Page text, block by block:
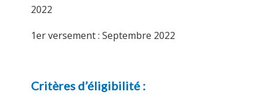
2022
1er versement : Septembre 2022
Critères d’éligibilité :